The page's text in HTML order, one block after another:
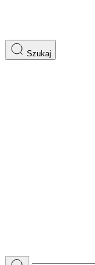
Szukaj